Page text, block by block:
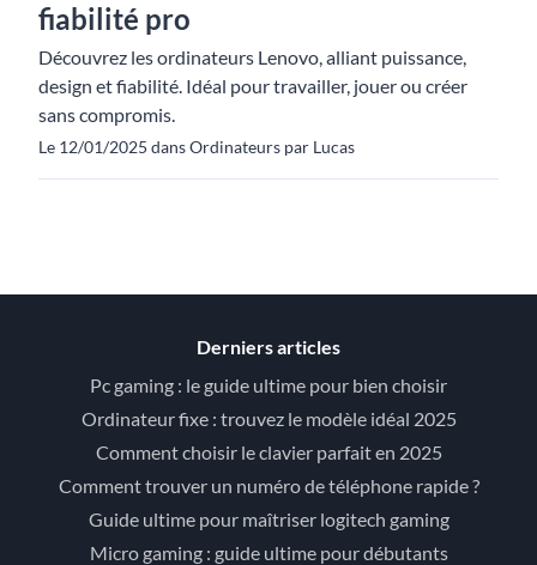
fiabilité pro
Découvrez les ordinateurs Lenovo, alliant puissance,
design et fiabilité. Idéal pour travailler, jouer ou créer
sans compromis.
Le 12/01/2025 dans Ordinateurs par Lucas
Derniers articles
Pc gaming : le guide ultime pour bien choisir
Ordinateur fixe : trouvez le modèle idéal 2025
Comment choisir le clavier parfait en 2025
Comment trouver un numéro de téléphone rapide ?
Guide ultime pour maîtriser logitech gaming
Micro gaming : guide ultime pour débutants